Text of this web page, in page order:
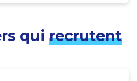
qui recrutent